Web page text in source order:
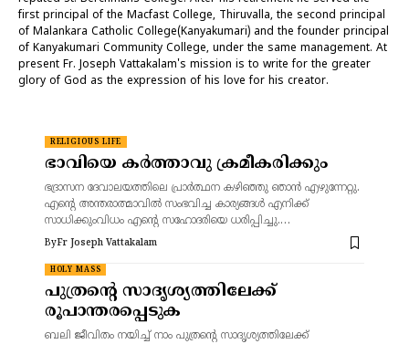
first principal of the Macfast College, Thiruvalla, the second principal
of Malankara Catholic College(Kanyakumari) and the founder principal
of Kanyakumari Community College, under the same management. At
present Fr. Joseph Vattakalam's mission is to write for the greater
glory of God as the expression of his love for his creator.
RELIGIOUS LIFE
ഭാവിയെ കർത്താവു ക്രമീകരിക്കും
ഭദ്രാസന ദേവാലയത്തിലെ പ്രാർത്ഥന കഴിഞ്ഞു ഞാൻ എഴുന്നേറ്റു.
എന്റെ അന്തരാത്മാവിൽ സംഭവിച്ച കാര്യങ്ങൾ എനിക്ക്
സാധിക്കുംവിധം എന്റെ സഹോദരിയെ ധരിപ്പിച്ചു.…
ByFr Joseph Vattakalam
HOLY MASS
പുത്രന്റെ സാദൃശ്യത്തിലേക്ക്
രൂപാന്തരപ്പെടുക
ബലി ജീവിതം നയിച്ച് നാം പുത്രന്റെ സാദൃശ്യത്തിലേക്ക്